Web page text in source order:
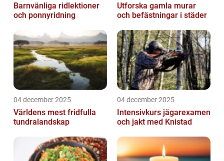
Barnvänliga ridlektioner
och ponnyridning
Utforska gamla murar
och befästningar i städer
04 december 2025
Världens mest fridfulla
tundralandskap
04 december 2025
Intensivkurs jägarexamen
och jakt med Knistad